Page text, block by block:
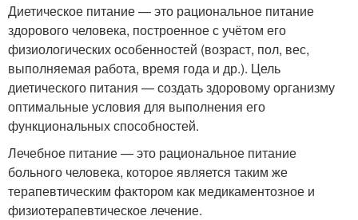
Диетическое питание — это рациональное питание
здорового человека, построенное с учётом его
физиологических особенностей (возраст, пол, вес,
выполняемая работа, время года и др.). Цель
диетического питания — создать здоровому организму
оптимальные условия для выполнения его
функциональных способностей.
Лечебное питание — это рациональное питание
больного человека, которое является таким же
терапевтическим фактором как медикаментозное и
физиотерапевтическое лечение.